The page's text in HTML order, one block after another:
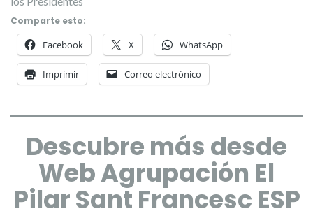
Comparte esto:
Facebook X WhatsApp
Imprimir Correo electrónico
Descubre más desde
Web Agrupación El
Pilar Sant Francesc ESP